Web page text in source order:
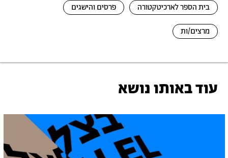
בית הספר לארכיטקטורה פרסים והישגים
מרצים/ות
עוד באותו נושא